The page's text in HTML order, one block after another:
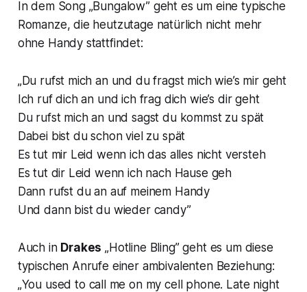
In dem Song „Bungalow” geht es um eine typische
Romanze, die heutzutage natürlich nicht mehr
ohne Handy stattfindet:
„Du rufst mich an und du fragst mich wie’s mir geht
Ich ruf dich an und ich frag dich wie’s dir geht
Du rufst mich an und sagst du kommst zu spät
Dabei bist du schon viel zu spät
Es tut mir Leid wenn ich das alles nicht versteh
Es tut dir Leid wenn ich nach Hause geh
Dann rufst du an auf meinem Handy
Und dann bist du wieder candy”
Auch in Drakes „Hotline Bling” geht es um diese
typischen Anrufe einer ambivalenten Beziehung:
„You used to call me on my cell phone. Late night